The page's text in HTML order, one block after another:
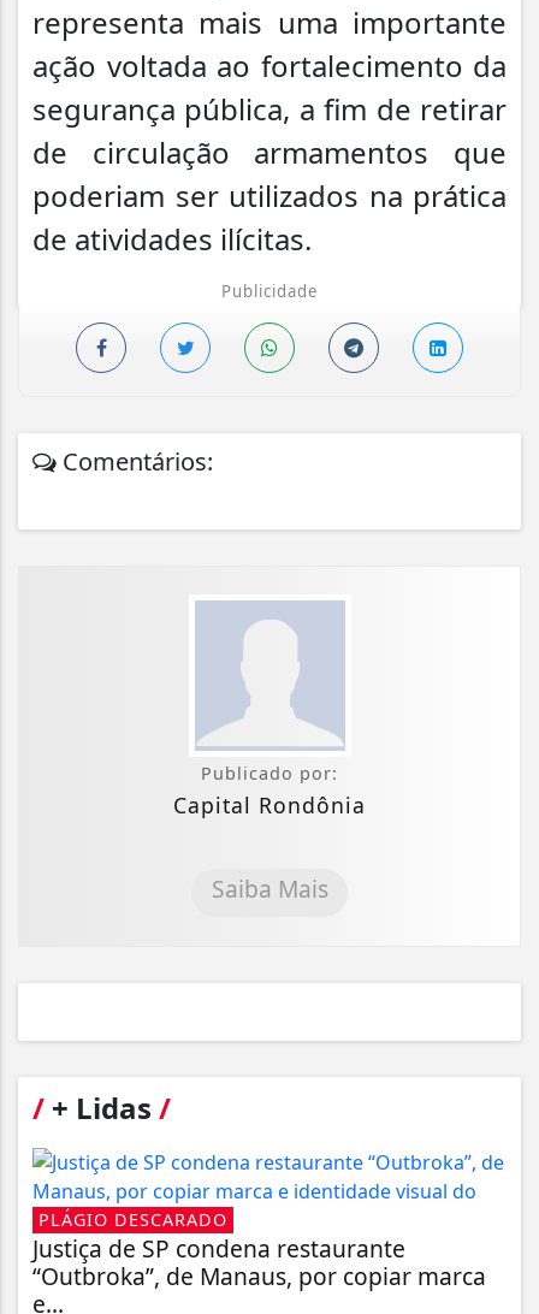
representa mais uma importante
ação voltada ao fortalecimento da
segurança pública, a fim de retirar
de circulação armamentos que
poderiam ser utilizados na prática
de atividades ilícitas.
Publicidade
Comentários:
Publicado por:
Capital Rondônia
Saiba Mais
/ + Lidas /
PLÁGIO DESCARADO
Justiça de SP condena restaurante
“Outbroka”, de Manaus, por copiar marca
e...